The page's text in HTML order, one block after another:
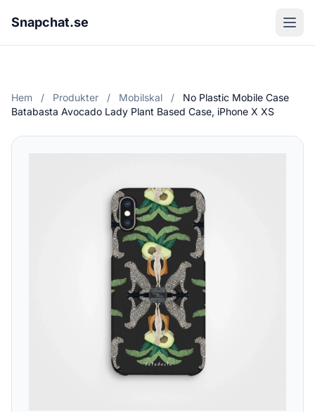
Snapchat.se
Hem / Produkter / Mobilskal /
No Plastic Mobile Case
Batabasta Avocado Lady Plant Based Case, iPhone X XS